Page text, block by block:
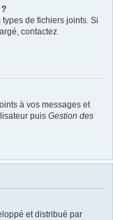
de fichiers joints. Si
contactez
à vos messages et
puis Gestion des
et distribué par